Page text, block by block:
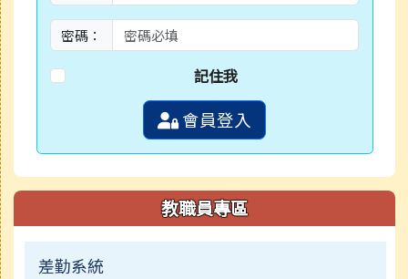
密碼：
記住我
會員登入
教職員專區
差勤系統